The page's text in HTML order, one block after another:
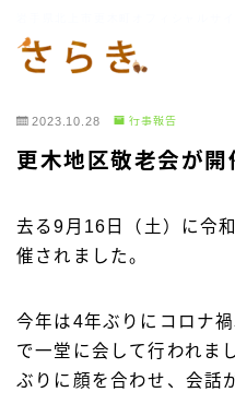
MENU
HOME
行事報告
行事案内
お知らせ
2023.10.28 行事報告
更木地区敬老会が開
去る9月16日（土）に令
催されました。
今年は4年ぶりにコロナ
で一堂に会して行われま
ぶりに顔を合わせ、会話